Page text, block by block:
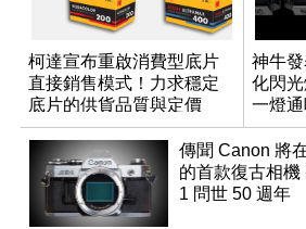
柯達宣布重啟消費型底片
直接銷售模式！力求穩定
底片的供貨品質與定價
神牛
化閃
一燈
傳聞 Canon 將
的首款復古相
1 問世 50 週年